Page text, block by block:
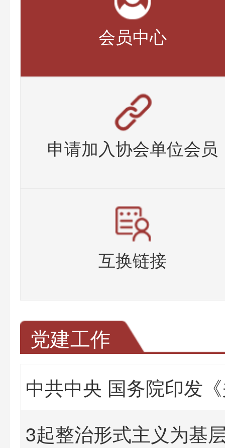
会员中心
申请加入协会单位会员
互换链接
党建工作
3起整治形式主义为基